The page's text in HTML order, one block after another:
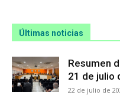
Últimas noticias
Resumen
21 de julio
22 de julio de